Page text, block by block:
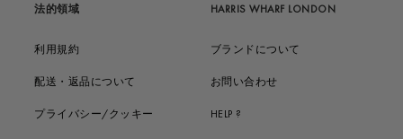
法的領域
利用規約
配送・返品について
プライバシー/クッキー
HARRIS WHARF LONDON
ブランドについて
お問い合わせ
HELP ?